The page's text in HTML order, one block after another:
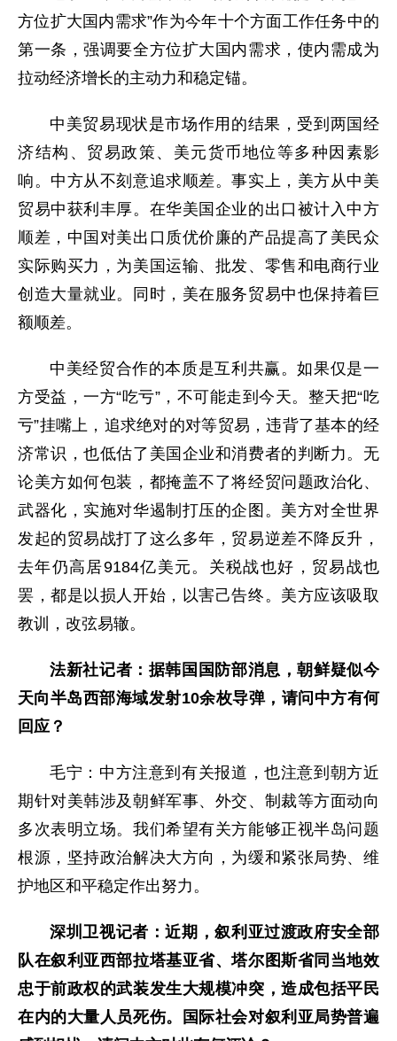
方位扩大国内需求”作为今年十个方面工作任务中的
第一条，强调要全方位扩大国内需求，使内需成为
拉动经济增长的主动力和稳定锚。
中美贸易现状是市场作用的结果，受到两国经
济结构、贸易政策、美元货币地位等多种因素影
响。中方从不刻意追求顺差。事实上，美方从中美
贸易中获利丰厚。在华美国企业的出口被计入中方
顺差，中国对美出口质优价廉的产品提高了美民众
实际购买力，为美国运输、批发、零售和电商行业
创造大量就业。同时，美在服务贸易中也保持着巨
额顺差。
中美经贸合作的本质是互利共赢。如果仅是一
方受益，一方“吃亏”，不可能走到今天。整天把“吃
亏”挂嘴上，追求绝对的对等贸易，违背了基本的经
济常识，也低估了美国企业和消费者的判断力。无
论美方如何包装，都掩盖不了将经贸问题政治化、
武器化，实施对华遏制打压的企图。美方对全世界
发起的贸易战打了这么多年，贸易逆差不降反升，
去年仍高居9184亿美元。关税战也好，贸易战也
罢，都是以损人开始，以害己告终。美方应该吸取
教训，改弦易辙。
法新社记者：据韩国国防部消息，朝鲜疑似今
天向半岛西部海域发射10余枚导弹，请问中方有何
回应？
毛宁：中方注意到有关报道，也注意到朝方近
期针对美韩涉及朝鲜军事、外交、制裁等方面动向
多次表明立场。我们希望有关方能够正视半岛问题
根源，坚持政治解决大方向，为缓和紧张局势、维
护地区和平稳定作出努力。
深圳卫视记者：近期，叙利亚过渡政府安全部
队在叙利亚西部拉塔基亚省、塔尔图斯省同当地效
忠于前政权的武装发生大规模冲突，造成包括平民
在内的大量人员死伤。国际社会对叙利亚局势普遍